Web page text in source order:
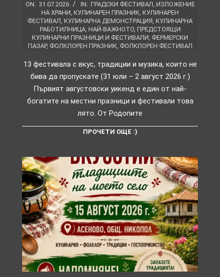
ON: 31.07.2026 IN: ГРАДСКИ ФЕСТИВАЛ, ИЗЛОЖЕНИЕ
НА ХРАНИ, КУЛИНАРЕН ПРАЗНИК, КУЛИНАРЕН
ФЕСТИВАЛ, КУЛИНАРНА ДЕМОНСТРАЦИЯ, КУЛИНАРНА
РАБОТИЛНИЦА, НАЙ-ВАЖНОТО, ПРЕДСТОЯЩИ
КУЛИНАРНИ ПРАЗНИЦИ И ФЕСТИВАЛИ, ФЕРМЕРСКИ
ПАЗАР, ФОЛКЛОРЕН ПРАЗНИК, ФОЛКЛОРЕН ФЕСТИВАЛ
13 фестивала с вкус, традиции и музика, които не
бива да пропускате (31 юли – 2 август 2026 г.)
Първият августовски уикенд е един от най-
богатите на местни празници и фестивали това
лято. От Родопите
ПРОЧЕТИ ОЩЕ :)